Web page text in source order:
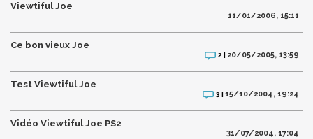
Viewtiful Joe
11/01/2006, 15:11
Ce bon vieux Joe
2 | 20/05/2005, 13:59
Test Viewtiful Joe
3 |15/10/2004, 19:24
Vidéo Viewtiful Joe PS2
31/07/2004, 17:04